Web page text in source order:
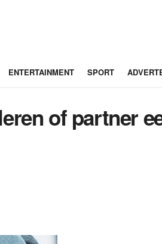
ENTERTAINMENT SPORT
of partner